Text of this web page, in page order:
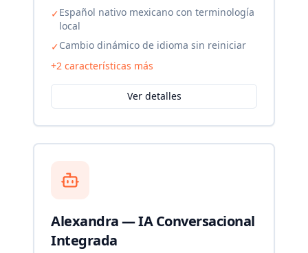
✓Español nativo mexicano con terminología
local
✓Cambio dinámico de idioma sin reiniciar
+2 características más
Ver detalles
Alexandra — IA Conversacional
Integrada